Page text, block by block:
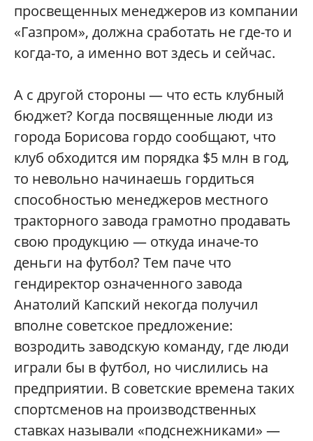
просвещенных менеджеров из компании
«Газпром», должна сработать не где-то и
когда-то, а именно вот здесь и сейчас.
А с другой стороны — что есть клубный
бюджет? Когда посвященные люди из
города Борисова гордо сообщают, что
клуб обходится им порядка $5 млн в год,
то невольно начинаешь гордиться
способностью менеджеров местного
тракторного завода грамотно продавать
свою продукцию — откуда иначе-то
деньги на футбол? Тем паче что
гендиректор означенного завода
Анатолий Капский некогда получил
вполне советское предложение:
возродить заводскую команду, где люди
играли бы в футбол, но числились на
предприятии. В советские времена таких
спортсменов на производственных
ставках называли «подснежниками» —